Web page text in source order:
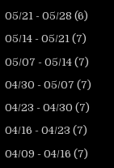
05/21 - 05/28 (6)
05/14 - 05/21 (7)
05/07 - 05/14 (7)
04/30 - 05/07 (7)
04/23 - 04/30 (7)
04/16 - 04/23 (7)
04/09 - 04/16 (7)